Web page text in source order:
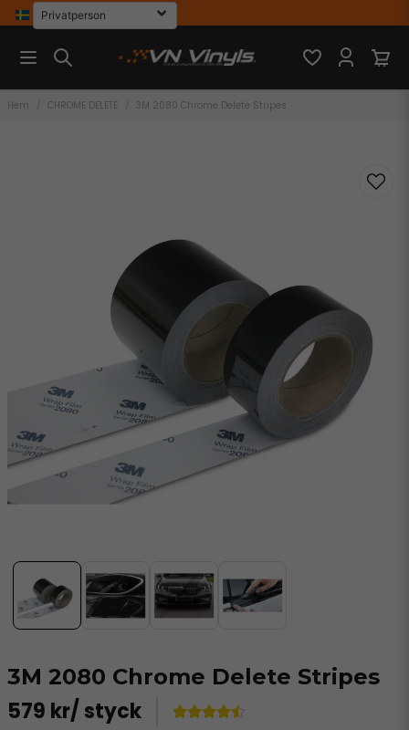
Hem CHROME DELETE 3M 2080 Chrome Delete Stripes
3M 2080 Chrome Delete Stripes
579 kr/ styck